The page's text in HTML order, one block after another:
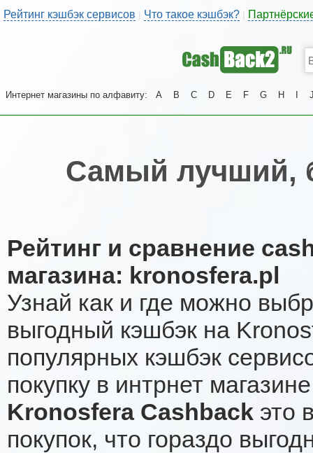
Рейтинг кэшбэк сервисов | Что такое кэшбэк?
Интернет магазины по алфавиту: A B C D E F G H
Самый лучший,
Рейтинг и сравнение
магазина: kronosfera.pl
Узнай как и где можно
выгодный кэшбэк на
популярных кэшбэк
покупку в интрнет
Kronosfera Cashback это
покупок, что гораздо